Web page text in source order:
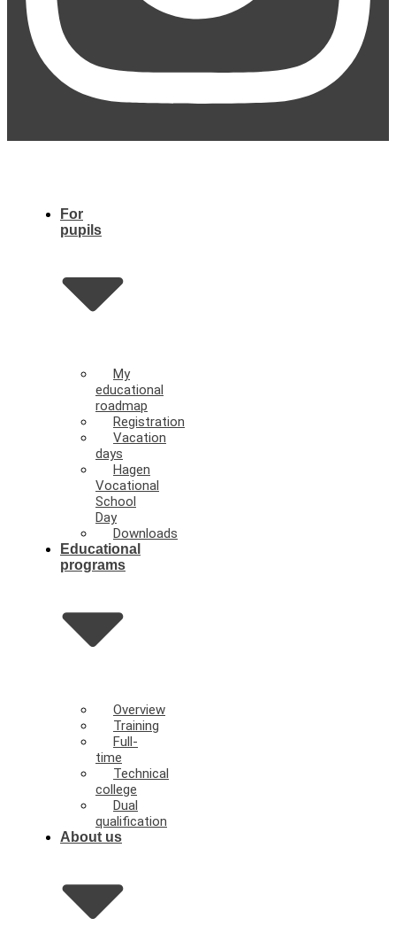
For
pupils
My
educational
roadmap
Registration
Vacation
days
Hagen
Vocational
School
Day
Downloads
Educational
programs
Overview
Training
Full-
time
Technical
college
Dual
qualification
About us